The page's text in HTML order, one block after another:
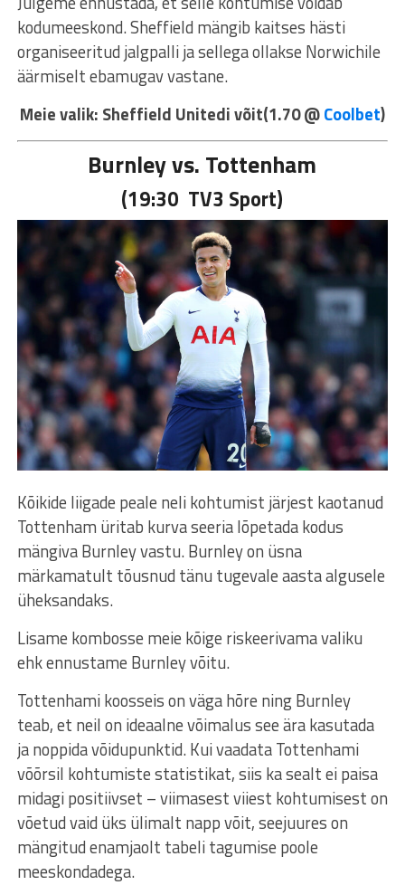
kodumeeskond. Sheffield mängib kaitses hästi
organiseeritud jalgpalli ja sellega ollakse Norwichile
äärmiselt ebamugav vastane.
Meie valik: Sheffield Unitedi võit(1.70 @Coolbet)
Burnley vs. Tottenham
(19:30 TV3 Sport)
Kõikide liigade peale neli kohtumist järjest kaotanud
Tottenham üritab kurva seeria lõpetada kodus
mängiva Burnley vastu. Burnley on üsna
märkamatult tõusnud tänu tugevale aasta algusele
üheksandaks.
Lisame kombosse meie kõige riskeerivama valiku
ehk ennustame Burnley võitu.
Tottenhami koosseis on väga hõre ning Burnley
teab, et neil on ideaalne võimalus see ära kasutada
ja noppida võidupunktid. Kui vaadata Tottenhami
võõrsil kohtumiste statistikat, siis ka sealt ei paisa
midagi positiivset – viimasest viiest kohtumisest on
võetud vaid üks ülimalt napp võit, seejuures on
mängitud enamjaolt tabeli tagumise poole
meeskondadega.